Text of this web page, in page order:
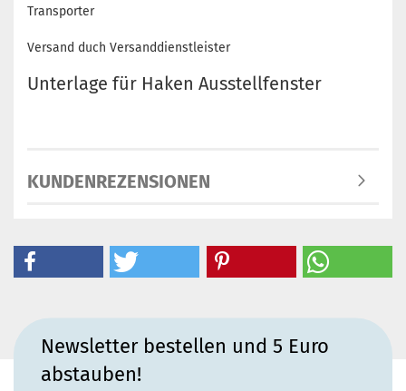
Transporter
Versand duch Versanddienstleister
Unterlage für Haken Ausstellfenster
KUNDENREZENSIONEN
Newsletter bestellen und 5 Euro
abstauben!